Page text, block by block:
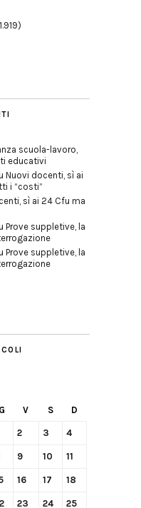
scuola-lavoro,
educativi
Nuovi docenti, sì ai
i “costi”
sì ai 24 Cfu ma
Prove suppletive, la
Prove suppletive, la
G V S D
2 3 4
9 10 11
16 17 18
23 24 25